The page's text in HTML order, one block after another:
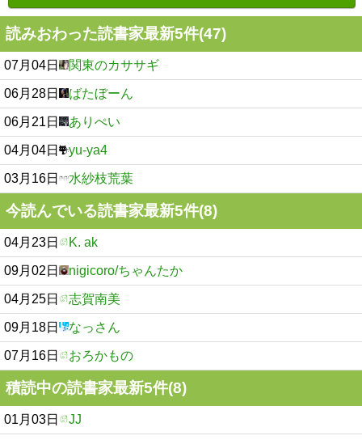
読みおわった読書家最新5件(47)
07月04日 関東のカササギ
06月28日 ばたぼーん
06月21日 ありぺい
04月04日 yu-ya4
03月16日 水紗枝荒葉
今読んでいる読書家最新5件(8)
04月23日 K. ak
09月02日 nigicoro/ちゃんたか
04月25日 志賀南美
09月18日 なっさん
07月16日 おろかもの
積読中の読書家最新5件(8)
01月03日 JJ